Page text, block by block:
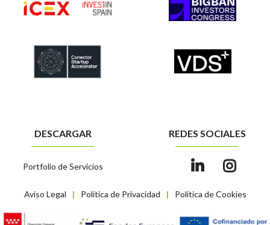
Aviso Legal | Política de Privacidad | Política de Cookies
DESCARGAR
Portfolio de Servicios
REDES SOCIALES